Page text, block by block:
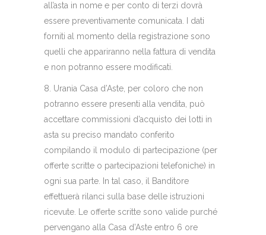
all’asta in nome e per conto di terzi dovrà
essere preventivamente comunicata. I dati
forniti al momento della registrazione sono
quelli che appariranno nella fattura di vendita
e non potranno essere modificati.
8. Urania Casa d’Aste, per coloro che non
potranno essere presenti alla vendita, può
accettare commissioni d’acquisto dei lotti in
asta su preciso mandato conferito
compilando il modulo di partecipazione (per
offerte scritte o partecipazioni telefoniche) in
ogni sua parte. In tal caso, il Banditore
effettuerà rilanci sulla base delle istruzioni
ricevute. Le offerte scritte sono valide purché
pervengano alla Casa d’Aste entro 6 ore